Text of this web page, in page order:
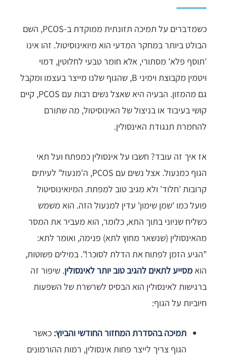
כשמדברים על תמיכה תזונתית ממוקדת ב-PCOS, השם
הבולט ביותר במחקר המדעי הוא מיואינוסיטול. זהו אינו
'תוסף פלא' מסתורי, אלא חומר טבעי לחלוטין, דמוי
ויטמין מקבוצת וימיני B, שהגוף שלנו מייצר בעצמו ומקבל
גם מהמזון. הבעיה היא שאצל נשים רבות עם PCOS, קיים
קושי בעיבוד או בניצול של האינוסיטול, מה שתורם
להחמרת תנגודת האינסולין.
אז איך זה עובד? חשבו על אינסולין כמפתח ועל תאי
הגוף כמנעול. אצל נשים עם PCOS, ה'מנעול' לעיתים
קרובות 'חלוד' ולא מגיב טוב למפתח. המיואינוסיטול
פועל כמו 'שמן שימון' עדין למנעול הזה. הוא משמש
כשליח שניוני בתוך התא, כלומר, הוא מעביר את המסר
מהאינסולין (שנשאר מחוץ לתא) פנימה, ואומר לתא:
"הגיע הזמן לפתוח את הדלת לסוכר!". במילים פשוטות,
הואמסייע לתאים להגיב טוב יותר לאינסולין. שיפור זה
ברגישות לאינסולין הוא הבסיס לשרשרת של השפעות
חיוביות על הגוף:
תמיכה בהסדרת המחזור החודשי והביוץ: כאשר
הגוף צריך לייצר פחות אינסולין, רמות ההורמונים